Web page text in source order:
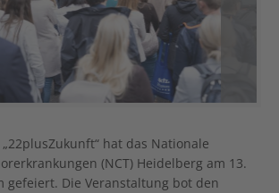
hat das Nationale
(NCT) Heidelberg am 13.
gefeiert. Die Veranstaltung bot den